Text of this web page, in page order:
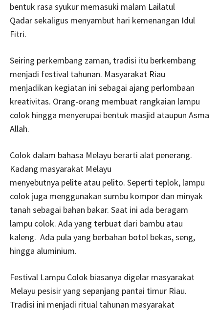
bentuk rasa syukur memasuki malam Lailatul
Qadar sekaligus menyambut hari kemenangan Idul
Fitri.
Seiring perkembang zaman, tradisi itu berkembang
menjadi festival tahunan. Masyarakat Riau
menjadikan kegiatan ini sebagai ajang perlombaan
kreativitas. Orang-orang membuat rangkaian lampu
colok hingga menyerupai bentuk masjid ataupun Asma
Allah.
Colok dalam bahasa Melayu berarti alat penerang.
Kadang masyarakat Melayu
menyebutnya pelite atau pelito. Seperti teplok, lampu
colok juga menggunakan sumbu kompor dan minyak
tanah sebagai bahan bakar. Saat ini ada beragam
lampu colok. Ada yang terbuat dari bambu atau
kaleng. Ada pula yang berbahan botol bekas, seng,
hingga aluminium.
Festival Lampu Colok biasanya digelar masyarakat
Melayu pesisir yang sepanjang pantai timur Riau.
Tradisi ini menjadi ritual tahunan masyarakat